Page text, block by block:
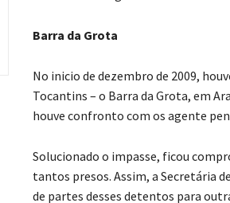
Barra da Grota
No inicio de dezembro de 2009,
Tocantins – o Barra da Grota, em
houve confronto com os agente
Solucionado o impasse, ficou
tantos presos. Assim, a Secretária
de partes desses detentos para